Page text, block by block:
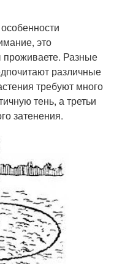
это
проживаете. Разные
различные
требуют много
тень, а третьи
затенения.